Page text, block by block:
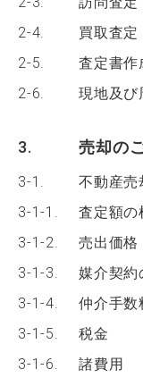
2-4.
買取査定
2-5.
査定書作
2-6.
現地及び
3. 売却の
3-1.
不動産売
3-1-1.
査定額の
3-1-2.
売出価格
3-1-3.
媒介契約
3-1-4.
仲介手数
3-1-5.
税金
3-1-6.
諸費用